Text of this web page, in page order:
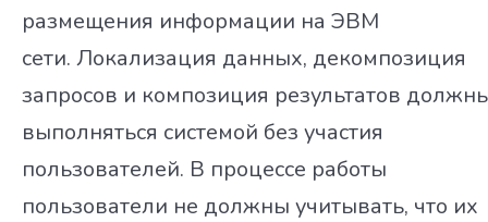
размещения информации на ЭВМ
сети. Локализация данных, декомпозиция
запросов и композиция результатов
выполняться системой без участия
пользователей. В процессе работы
пользователи не должны учитывать, что их